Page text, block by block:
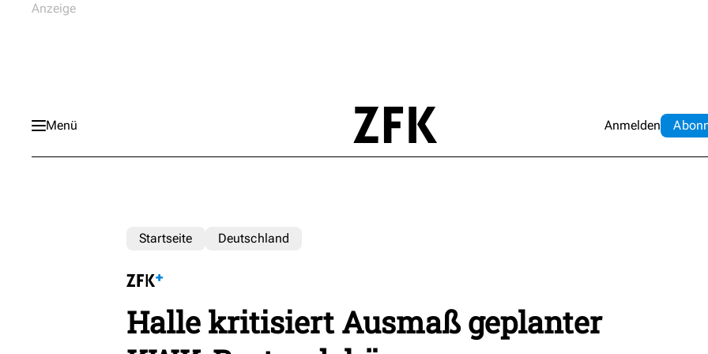
Menü Anmelden Abo
Startseite Deutschland
Halle kritisiert Ausmaß geplanter